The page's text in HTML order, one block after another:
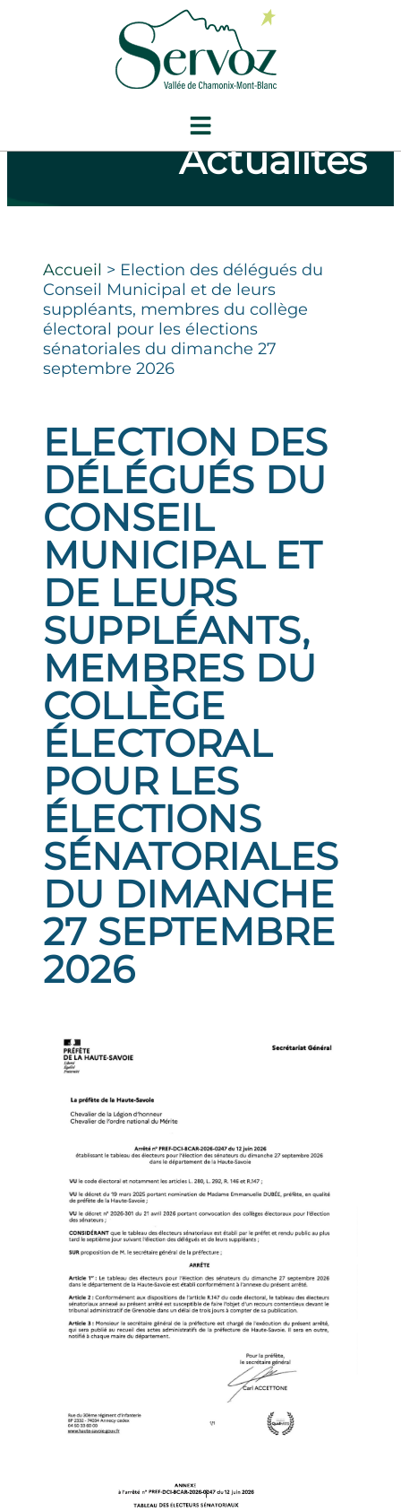
Actualités
Accueil > Election des délégués du
Conseil Municipal et de leurs
suppléants, membres du collège
électoral pour les élections
sénatoriales du dimanche 27
septembre 2026
ELECTION DES
DÉLÉGUÉS DU
CONSEIL
MUNICIPAL ET
DE LEURS
SUPPLÉANTS,
MEMBRES DU
COLLÈGE
ÉLECTORAL
POUR LES
ÉLECTIONS
SÉNATORIALES
DU DIMANCHE
27 SEPTEMBRE
2026